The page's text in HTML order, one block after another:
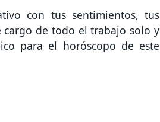
con tus sentimientos, tus
cargo de todo el trabajo solo y
para el horóscopo de este